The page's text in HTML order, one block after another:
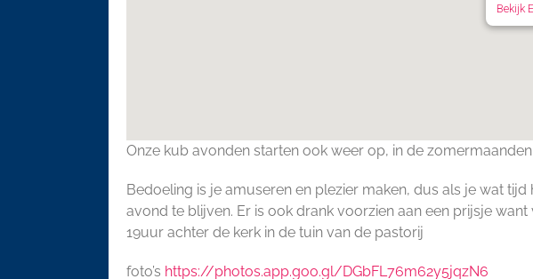
Bekijk
Onze kub avonden starten ook weer op, in de
Bedoeling is je amuseren en plezier maken, dus als je wat
avond te blijven. Er is ook drank voorzien aan een prijsje
19uur achter de kerk in de tuin van de pastorij
foto’s https://photos.app.goo.gl/DGbFL76m62y5jqzN6